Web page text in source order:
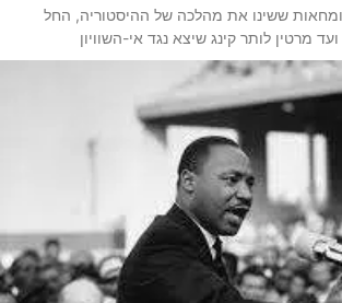
ששינו את מהלכה של ההיסטוריה, החל
מרטין לותר קינג שיצא נגד אי-השוויון